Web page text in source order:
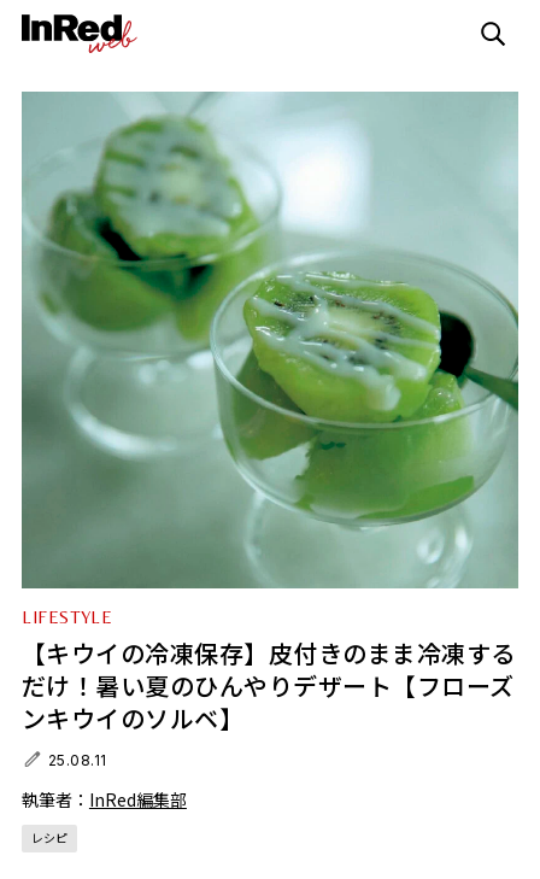
LIFESTYLE
【キウイの冷凍保存】皮付きのまま冷凍する
だけ！暑い夏のひんやりデザート【フローズ
ンキウイのソルベ】
25.08.11
執筆者： InRed編集部
レシピ